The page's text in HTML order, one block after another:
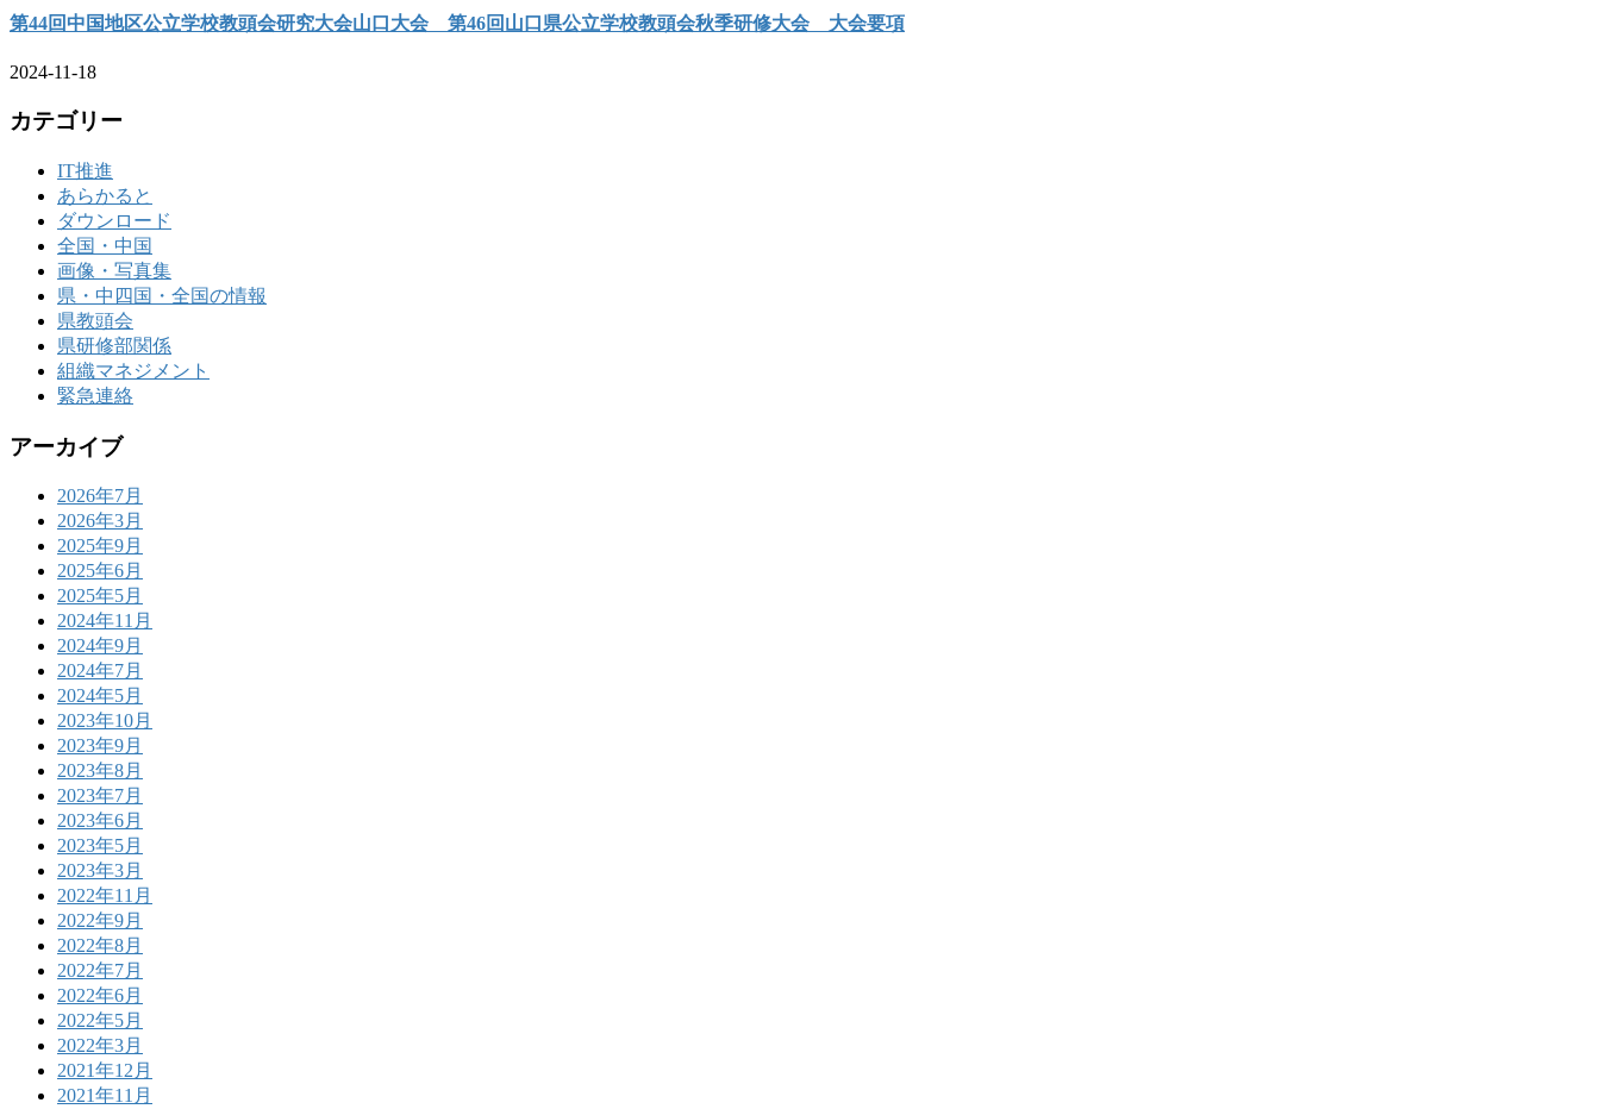
第44回中国地区公立学校教頭会研究大会山口大会 第46回山口県公立学校教頭会秋季研修大会 大会要項
2024-11-18
カテゴリー
IT推進
あらかると
ダウンロード
全国・中国
画像・写真集
県・中四国・全国の情報
県教頭会
県研修部関係
組織マネジメント
緊急連絡
アーカイブ
2026年7月
2026年3月
2025年9月
2025年6月
2025年5月
2024年11月
2024年9月
2024年7月
2024年5月
2023年10月
2023年9月
2023年8月
2023年7月
2023年6月
2023年5月
2023年3月
2022年11月
2022年9月
2022年8月
2022年7月
2022年6月
2022年5月
2022年3月
2021年12月
2021年11月